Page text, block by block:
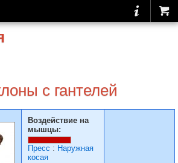
с гантелей
Воздействие на
мышцы:
Пресс : Наружная
косая